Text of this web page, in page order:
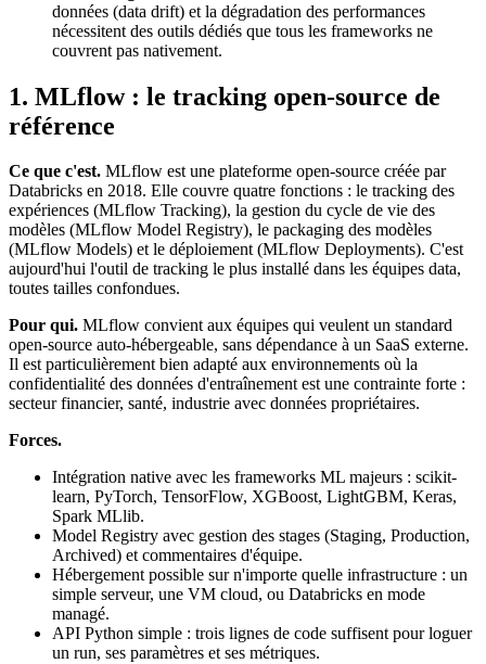
données (data drift) et la dégradation des performances
nécessitent des outils dédiés que tous les frameworks ne
couvrent pas nativement.
1. MLflow : le tracking open-source de
référence
Ce que c'est. MLflow est une plateforme open-source créée par
Databricks en 2018. Elle couvre quatre fonctions : le tracking des
expériences (MLflow Tracking), la gestion du cycle de vie des
modèles (MLflow Model Registry), le packaging des modèles
(MLflow Models) et le déploiement (MLflow Deployments). C'est
aujourd'hui l'outil de tracking le plus installé dans les équipes data,
toutes tailles confondues.
Pour qui. MLflow convient aux équipes qui veulent un standard
open-source auto-hébergeable, sans dépendance à un SaaS externe.
Il est particulièrement bien adapté aux environnements où la
confidentialité des données d'entraînement est une contrainte forte :
secteur financier, santé, industrie avec données propriétaires.
Forces.
Intégration native avec les frameworks ML majeurs : scikit-
learn, PyTorch, TensorFlow, XGBoost, LightGBM, Keras,
Spark MLlib.
Model Registry avec gestion des stages (Staging, Production,
Archived) et commentaires d'équipe.
Hébergement possible sur n'importe quelle infrastructure : un
simple serveur, une VM cloud, ou Databricks en mode
managé.
API Python simple : trois lignes de code suffisent pour loguer
un run, ses paramètres et ses métriques.